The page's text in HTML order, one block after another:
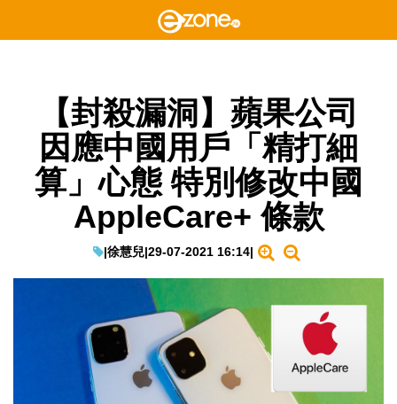
【封殺漏洞】蘋果公司
因應中國用戶「精打細
算」心態 特別修改中國
AppleCare+ 條款
|徐慧兒|29-07-2021 16:14|